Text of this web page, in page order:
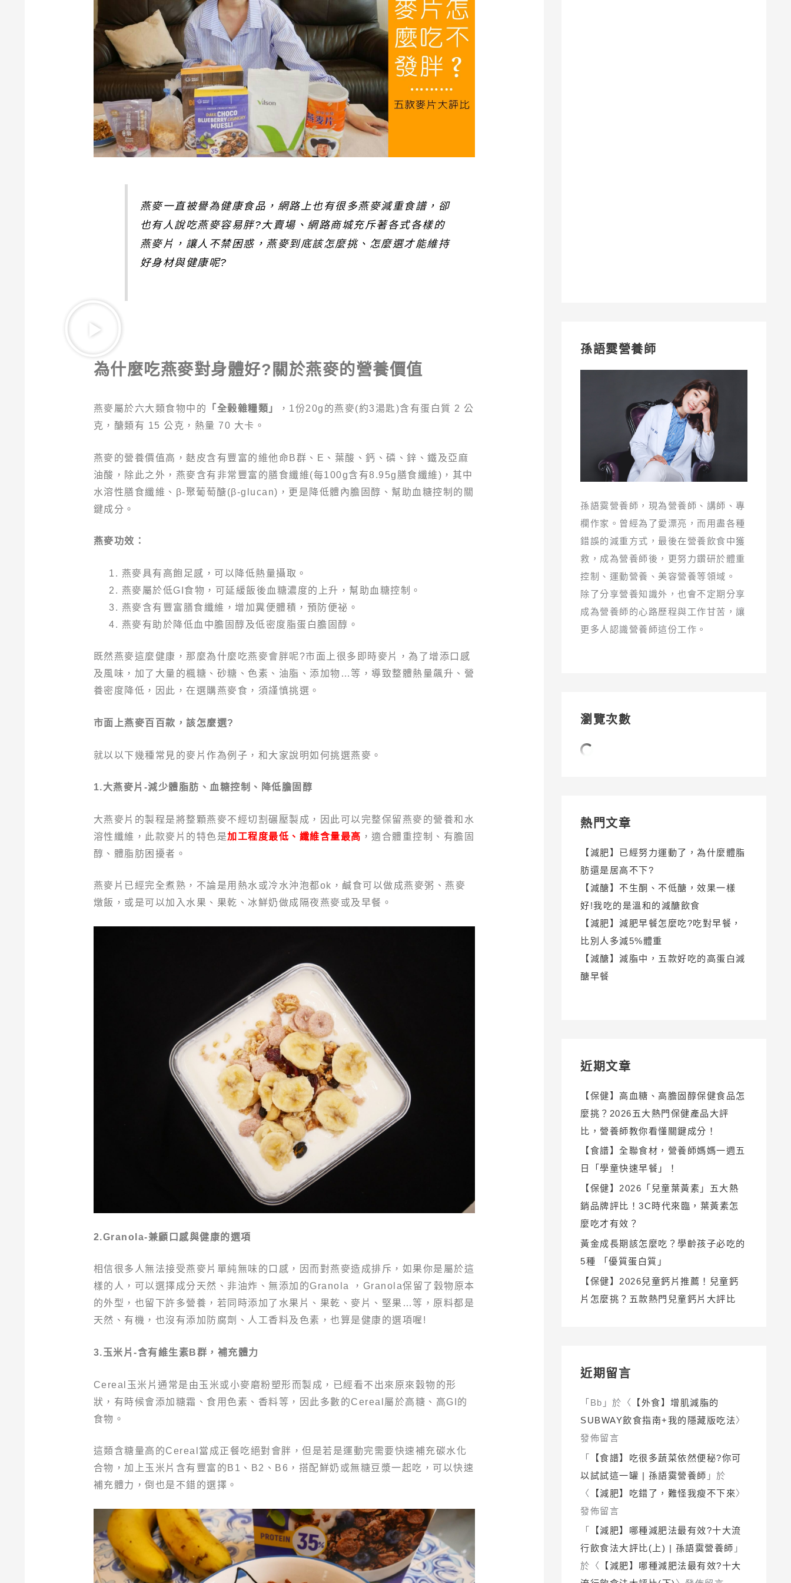
燕麥一直被譽為健康食品，網路上也有很多燕麥減重食譜，卻
也有人說吃燕麥容易胖?大賣場、網路商城充斥著各式各樣的
燕麥片，讓人不禁困惑，燕麥到底該怎麼挑、怎麼選才能維持
好身材與健康呢?
為什麼吃燕麥對身體好? 關於燕麥的營養價值
燕麥屬於六大類食物中的 「全榖雜糧類」
，1份20g的燕麥(約3湯匙)含有蛋白質 2 公
克，醣類有 15 公克，熱量 70 大卡。
燕麥的營養價值高，麩皮含有豐富的維他命B群、E、葉酸、鈣、磷、鋅、鐵及亞麻
油酸，除此之外，燕麥含有非常豐富的膳食纖維(每100g含有8.95g膳食纖維)，其中
水溶性膳食纖維、β-聚葡萄醣(β-glucan)，更是降低體內膽固醇、幫助血糖控制的關
鍵成分。
燕麥功效 ：
燕麥具有高飽足感，可以降低熱量攝取。
燕麥屬於低GI食物，可延緩飯後血糖濃度的上升，幫助血糖控制。
燕麥含有豐富膳食纖維，增加糞便體積，預防便祕。
燕麥有助於降低血中膽固醇及低密度脂蛋白膽固醇。
既然燕麥這麼健康，那麼為什麼吃燕麥會胖呢?市面上很多即時麥片，為了增添口感
及風味，加了大量的楓糖、砂糖、色素、油脂、添加物…等，導致整體熱量飆升、營
養密度降低，因此，在選購燕麥食，須謹慎挑選。
市面上燕麥百百款，該怎麼選?
就以以下幾種常見的麥片作為例子，和大家說明如何挑選燕麥。
1.大燕麥片-減少體脂肪、血糖控制、降低膽固醇
大燕麥片的製程是將整顆燕麥不經切割碾壓製成，因此可以完整保留燕麥的營養和水
溶性纖維，此款麥片的特色是加工程度最低、纖維含量最高 ，適合體重控制、有膽固
醇、體脂肪困擾者。
燕麥片已經完全煮熟，不論是用熱水或冷水沖泡都ok，鹹食可以做成燕麥粥、燕麥
燉飯，或是可以加入水果、果乾、冰鮮奶做成隔夜燕麥或及早餐。
2.Granola-兼顧口感與健康的選項
相信很多人無法接受燕麥片單純無味的口感，因而對燕麥造成排斥，如果你是屬於這
樣的人，可以選擇成分天然、非油炸、無添加的Granola ，Granola保留了穀物原本
的外型，也留下許多營養，若同時添加了水果片、果乾、麥片、堅果…等，原料都是
天然、有機，也沒有添加防腐劑、人工香料及色素，也算是健康的選項喔!
3.玉米片-含有維生素B群，補充體力
Cereal玉米片通常是由玉米或小麥磨粉塑形而製成，已經看不出來原來穀物的形
狀，有時候會添加糖霜、食用色素、香料等，因此多數的Cereal屬於高糖、高GI的
食物。
這類含糖量高的Cereal當成正餐吃絕對會胖，但是若是運動完需要快速補充碳水化
合物，加上玉米片含有豐富的B1、B2、B6，搭配鮮奶或無糖豆漿一起吃，可以快速
補充體力，倒也是不錯的選擇。
孫語霙營養師
孫語霙營養師，現為營養師、講師、專
欄作家。曾經為了愛漂亮，而用盡各種
錯誤的減重方式，最後在營養飲食中獲
救，成為營養師後，更努力鑽研於體重
控制、運動營養、美容營養等領域。
除了分享營養知識外，也會不定期分享
成為營養師的心路歷程與工作甘苦，讓
更多人認識營養師這份工作。
瀏覽次數
熱門文章
【減肥】已經努力運動了，為什麼體脂
肪還是居高不下?
【減醣】不生酮、不低醣，效果一樣
好!我吃的是溫和的減醣飲食
【減肥】減肥早餐怎麼吃?吃對早餐，
比別人多減5%體重
【減醣】減脂中，五款好吃的高蛋白減
醣早餐
近期文章
【保健】高血糖、高膽固醇保健食品怎
麼挑？2026五大熱門保健產品大評
比，營養師教你看懂關鍵成分！
【食譜】全聯食材，營養師媽媽一週五
日「學童快速早餐」！
【保健】2026「兒童葉黃素」五大熱
銷品牌評比！3C時代來臨，葉黃素怎
麼吃才有效？
黃金成長期該怎麼吃？學齡孩子必吃的
5種 「優質蛋白質」
【保健】2026兒童鈣片推薦！兒童鈣
片怎麼挑？五款熱門兒童鈣片大評比
近期留言
「 Bb 」於〈
【外食】增肌減脂的
SUBWAY飲食指南+我的隱藏版吃法〉
發佈留言
「
【食譜】吃很多蔬菜依然便秘?你可
以試試這一罐 | 孫語霙營養師 」於
〈
【減肥】吃錯了，難怪我瘦不下來〉
發佈留言
「
【減肥】哪種減肥法最有效?十大流
行飲食法大評比(上) | 孫語霙營養師 」
於〈
【減肥】哪種減肥法最有效?十大